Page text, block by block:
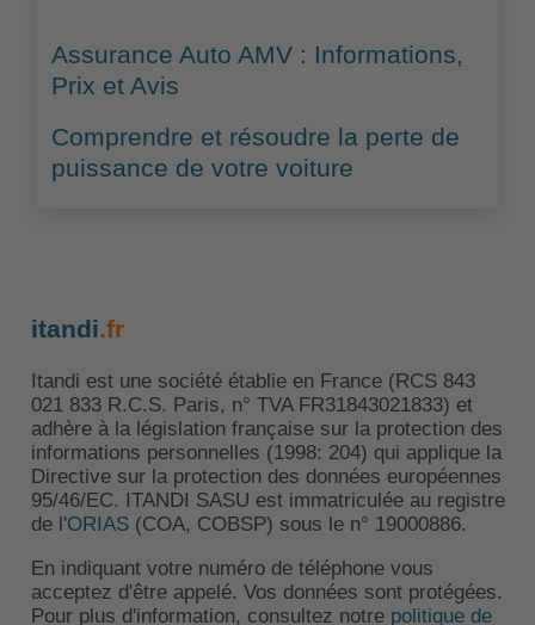
Assurance Auto AMV : Informations,
Prix et Avis
Comprendre et résoudre la perte de
puissance de votre voiture
itandi.fr
Itandi est une société établie en France (RCS 843
021 833 R.C.S. Paris, n° TVA FR31843021833) et
adhère à la législation française sur la protection des
informations personnelles (1998: 204) qui applique la
Directive sur la protection des données européennes
95/46/EC. ITANDI SASU est immatriculée au registre
de l'ORIAS(COA, COBSP) sous le n° 19000886.
En indiquant votre numéro de téléphone vous
acceptez d'être appelé. Vos données sont protégées.
Pour plus d'information, consultez notre politique de